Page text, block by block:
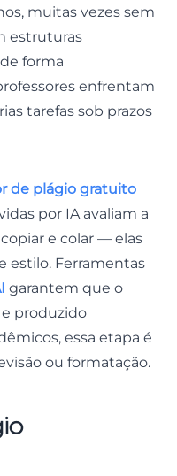
muitas vezes sem
estruturas
forma
enfrentam
tarefas sob prazos
de plágio gratuito
por IA avaliam a
e colar — elas
estilo. Ferramentas
garantem que o
produzido
essa etapa é
ou formatação.